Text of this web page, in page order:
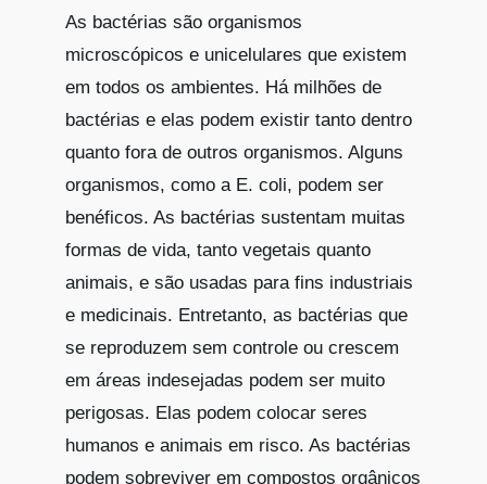
As bactérias são organismos
microscópicos e unicelulares que existem
em todos os ambientes. Há milhões de
bactérias e elas podem existir tanto dentro
quanto fora de outros organismos. Alguns
organismos, como a E. coli, podem ser
benéficos. As bactérias sustentam muitas
formas de vida, tanto vegetais quanto
animais, e são usadas para fins industriais
e medicinais. Entretanto, as bactérias que
se reproduzem sem controle ou crescem
em áreas indesejadas podem ser muito
perigosas. Elas podem colocar seres
humanos e animais em risco. As bactérias
podem sobreviver em compostos orgânicos